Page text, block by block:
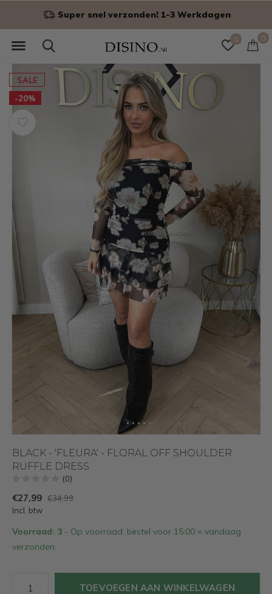
0 0
Super snel verzonden! 1-3 Werkdagen
SALE
-20%
BLACK - 'FLEURA' - FLORAL OFF SHOULDER
RUFFLE DRESS
(0)
€27,99 €34,99
Incl. btw
Voorraad: 3 - Op voorraad, bestel voor 15:00 = vandaag
verzonden
TOEVOEGEN AAN WINKELWAGEN